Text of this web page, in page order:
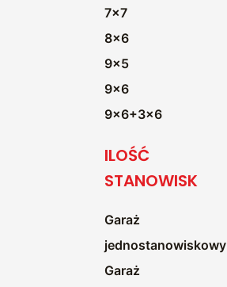
7x7
8x6
9x5
9x6
9x6+3x6
ILOŚĆ
STANOWISK
Garaż
jednostanowiskowy
Garaż